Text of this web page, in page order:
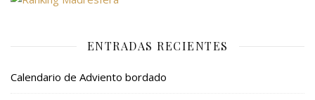
ENTRADAS RECIENTES
Calendario de Adviento bordado